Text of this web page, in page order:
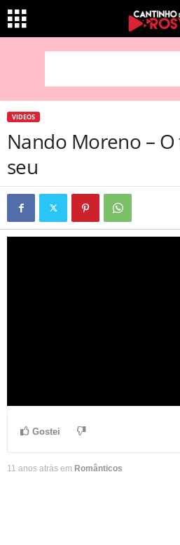
VIDEOS
Nando Moreno –
seu
Gostei
11 anos atrás em Românticos